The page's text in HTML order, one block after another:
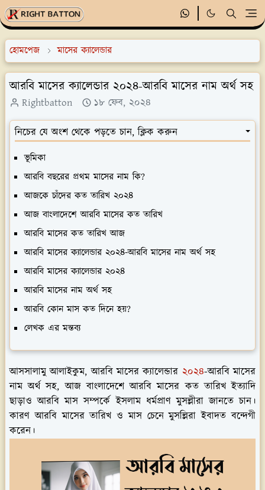
হোমপেজ মাসের ক্যালেন্ডার
আরবি মাসের ক্যালেন্ডার ২০২৪-আরবি মাসের নাম অর্থ সহ
Rightbatton ১৮ ফেব, ২০২৪
নিচের যে অংশ থেকে পড়তে চান, ক্লিক করুন
ভূমিকা
আরবি বছরের প্রথম মাসের নাম কি?
আজকে চাঁদের কত তারিখ ২০২৪
আজ বাংলাদেশে আরবি মাসের কত তারিখ
আরবি মাসের কত তারিখ আজ
আরবি মাসের ক্যালেন্ডার ২০২৪-আরবি মাসের নাম অর্থ সহ
আরবি মাসের ক্যালেন্ডার ২০২৪
আরবি মাসের নাম অর্থ সহ
আরবি কোন মাস কত দিনে হয়?
লেখক এর মন্তব্য
আসসালামু আলাইকুম, আরবি মাসের ক্যালেন্ডার ২০২৪-আরবি মাসের
নাম অর্থ সহ, আজ বাংলাদেশে আরবি মাসের কত তারিখ ইত্যাদি
ছাড়াও আরবি মাস সম্পর্কে ইসলাম ধর্মপ্রাণ মুসল্লীরা জানতে চান।
কারণ আরবি মাসের তারিখ ও মাস চেনে মুসল্লিরা ইবাদত বন্দেগী
করেন।